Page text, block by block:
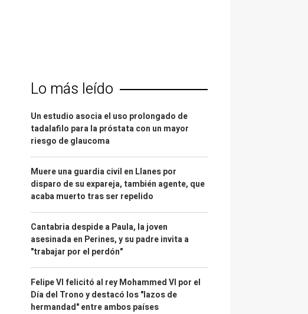
Lo más leído
Un estudio asocia el uso prolongado de
tadalafilo para la próstata con un mayor
riesgo de glaucoma
Muere una guardia civil en Llanes por
disparo de su expareja, también agente, que
acaba muerto tras ser repelido
Cantabria despide a Paula, la joven
asesinada en Perines, y su padre invita a
"trabajar por el perdón"
Felipe VI felicitó al rey Mohammed VI por el
Día del Trono y destacó los "lazos de
hermandad" entre ambos países